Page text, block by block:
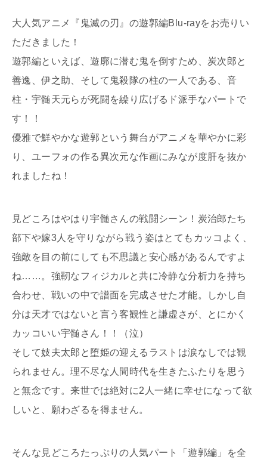
大人気アニメ『鬼滅の刃』の遊郭編Blu-rayをお売りい
ただきました！
遊郭編といえば、遊廓に潜む鬼を倒すため、炭次郎と
善逸、伊之助、そして鬼殺隊の柱の一人である、音
柱・宇髄天元らが死闘を繰り広げるド派手なパートで
す！！
優雅で鮮やかな遊郭という舞台がアニメを華やかに彩
り、ユーフォの作る異次元な作画にみなが度肝を抜か
れましたね！
見どころはやはり宇髄さんの戦闘シーン！炭治郎たち
部下や嫁3人を守りながら戦う姿はとてもカッコよく、
強敵を目の前にしても不思議と安心感があるんですよ
ね……。強靭なフィジカルと共に冷静な分析力を持ち
合わせ、戦いの中で譜面を完成させた才能。しかし自
分は天才ではないと言う客観性と謙虚さが、とにかく
カッコいい宇髄さん！！（泣）
そして妓夫太郎と堕姫の迎えるラストは涙なしでは観
られません。理不尽な人間時代を生きたふたりを思う
と無念です。来世では絶対に2人一緒に幸せになって欲
しいと、願わざるを得ません。
そんな見どころたっぷりの人気パート「遊郭編」を全